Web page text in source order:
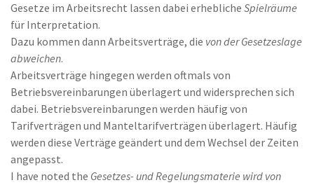
Gesetze im Arbeitsrecht lassen dabei erhebliche Spielräume
für Interpretation.
Dazu kommen dann Arbeitsverträge, die von der Gesetzeslage
abweichen.
Arbeitsverträge hingegen werden oftmals von
Betriebsvereinbarungen überlagert und widersprechen sich
dabei. Betriebsvereinbarungen werden häufig von
Tarifverträgen und Manteltarifverträgen überlagert. Häufig
werden diese Verträge geändert und dem Wechsel der Zeiten
angepasst.
I have noted the Gesetzes- und Regelungsmaterie wird von